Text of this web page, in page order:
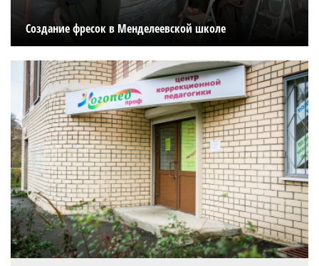
Создание фресок в Менделеевской школе